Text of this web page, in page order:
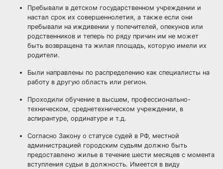
Пребывали в детском государственном учреждении и
настал срок их совершеннолетия, а также если они
пребывали на иждивении у попечителей, опекунов или
родственников и теперь по ряду причин им не может
быть возвращена та жилая площадь, которую имели их
родители.
Были направлены по распределению как специалисты на
работу в другую область или регион.
Проходили обучение в высшем, профессионально-
техническом, среднетехническом учреждении, в
аспирантуре, ординатуре и т.д.
Согласно Закону о статусе судей в РФ, местной
администрацией городским судьям должно быть
предоставлено жилье в течение шести месяцев с момента
вступления судьи в должность. Имеется в виду